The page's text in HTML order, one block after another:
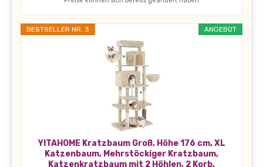
ANGEBOT
BESTSELLER NR. 3
YITAHOME Kratzbaum Groß, Höhe 176 cm, XL
Katzenbaum, Mehrstöckiger Kratzbaum,
Katzenkratzbaum mit 2 Höhlen, 2 Korb,